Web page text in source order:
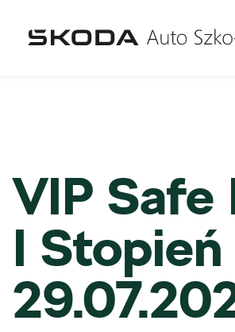
VIP
I Stopień